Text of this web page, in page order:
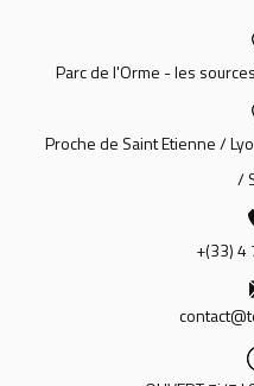
Parc de l'Orme - les
Proche de Saint Etienne /
/
+(33) 4